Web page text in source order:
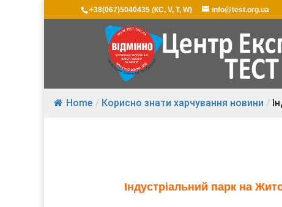
+38(067)5040435 (КС, V, T, W) info@test.org.ua
Home / Корисно знати харчування новини /
Індустріальний парк на